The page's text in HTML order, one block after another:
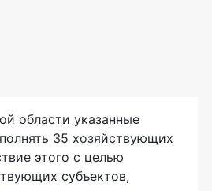
области указанные
35 хозяйствующих
этого с целью
субъектов,